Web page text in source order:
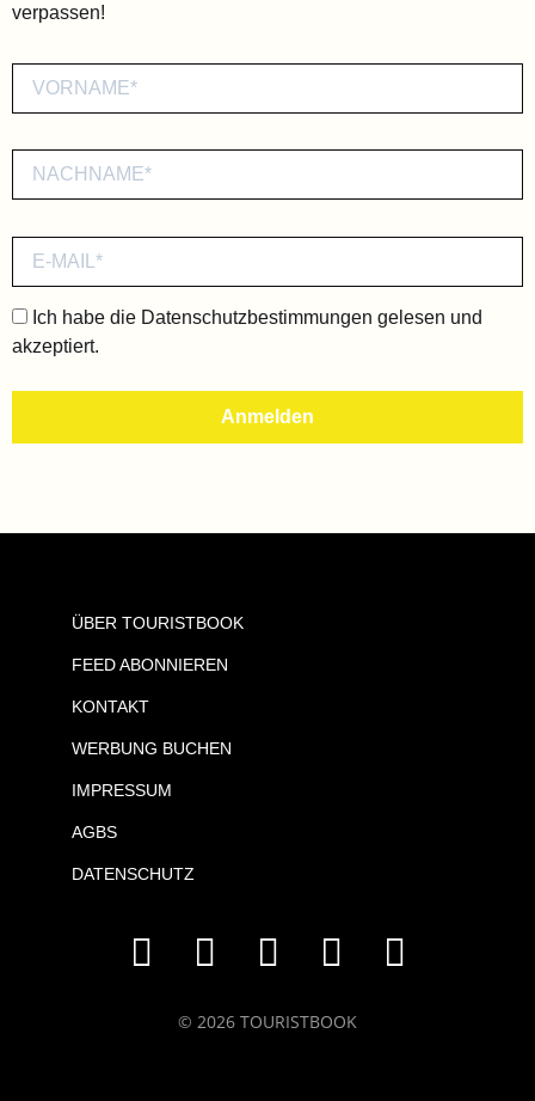
verpassen!
Ich habe die Datenschutzbestimmungen gelesen und
akzeptiert.
ÜBER TOURISTBOOK
FEED ABONNIEREN
KONTAKT
WERBUNG BUCHEN
IMPRESSUM
AGBS
DATENSCHUTZ
© 2026 TOURISTBOOK